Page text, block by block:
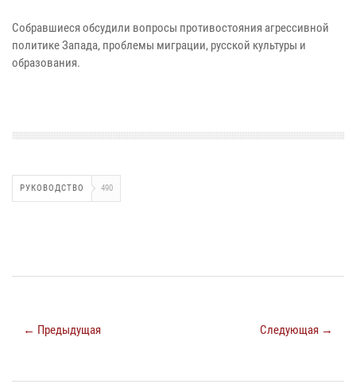
Собравшиеся обсудили вопросы противостояния агрессивной
политике Запада, проблемы миграции, русской культуры и
образования.
РУКОВОДСТВО 490
← Предыдущая Следующая →